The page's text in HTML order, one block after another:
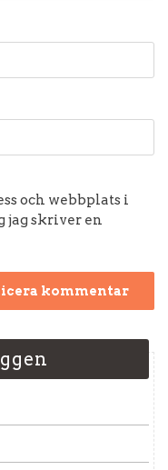
och webbplats i
jag skriver en